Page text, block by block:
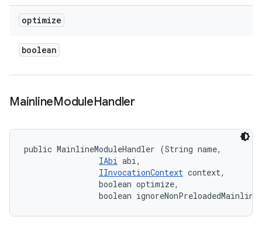
optimize
boolean
MainlineModuleHandler
public MainlineModuleHandler (String name,
IAbi abi,
IInvocationContext context,
                boolean optimize,
boolean